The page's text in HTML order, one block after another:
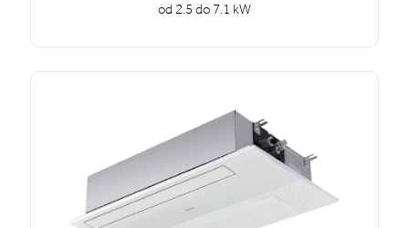
od 2.5 do 7.1 kW